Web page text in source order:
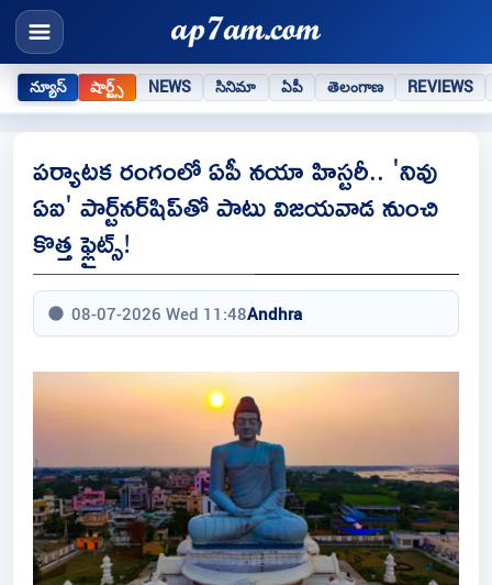
న్యూస్ షార్ట్స్ NEWS సినిమా ఏపీ తెలంగాణ REVIEWS
పర్యాటక రంగంలో ఏపీ నయా హిస్టరీ.. 'నివు
ఏఐ' పార్ట్‌నర్‌షిప్‌తో పాటు విజయవాడ నుంచి
కొత్త ఫ్లైట్స్!
08-07-2026 Wed 11:48Andhra